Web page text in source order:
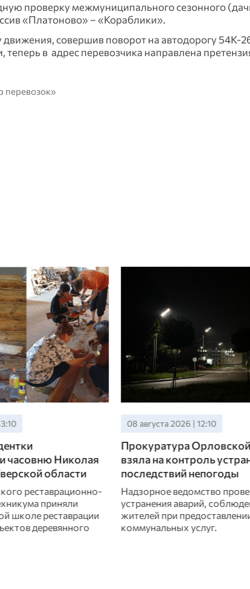
проверку межмуниципального сезонного
«Платоново» – «Кораблики».
совершив поворот на автодорогу 54К-
в адрес перевозчика направлена
перевозок»
области
устранение
проверяет сроки
соблюдение прав
08 августа 2026 | 10:10
30 бригад
последствия непогоды
области
В зоне особого внимания
Урицкий, Орловский и